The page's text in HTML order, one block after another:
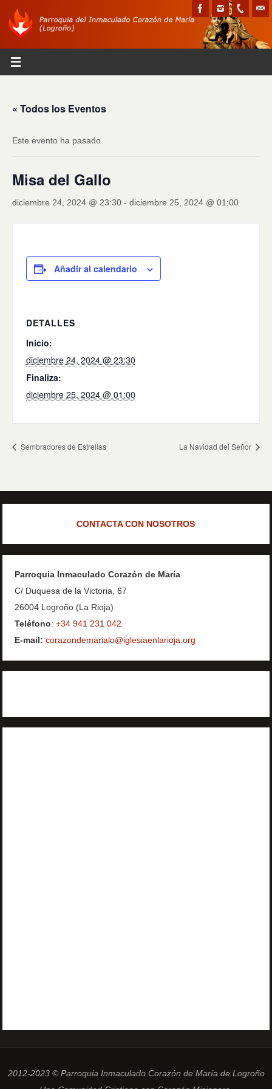
« Todos los Eventos
Este evento ha pasado.
Misa del Gallo
diciembre 24, 2024 @ 23:30 - diciembre 25, 2024 @ 01:00
Añadir al calendario
DETALLES
Inicio:
diciembre 24, 2024 @ 23:30
Finaliza:
diciembre 25, 2024 @ 01:00
Sembradores de Estrellas La Navidad del Señor
CONTACTA CON NOSOTROS
Parroquia Inmaculado Corazón de María
C/ Duquesa de la Victoria, 67
26004 Logroño (La Rioja)
Teléfono:+34 941 231 042
E-mail: corazondemarialo@iglesiaenlarioja.org
2012-2023 © Parroquia Inmaculado Corazón de María de Logroño